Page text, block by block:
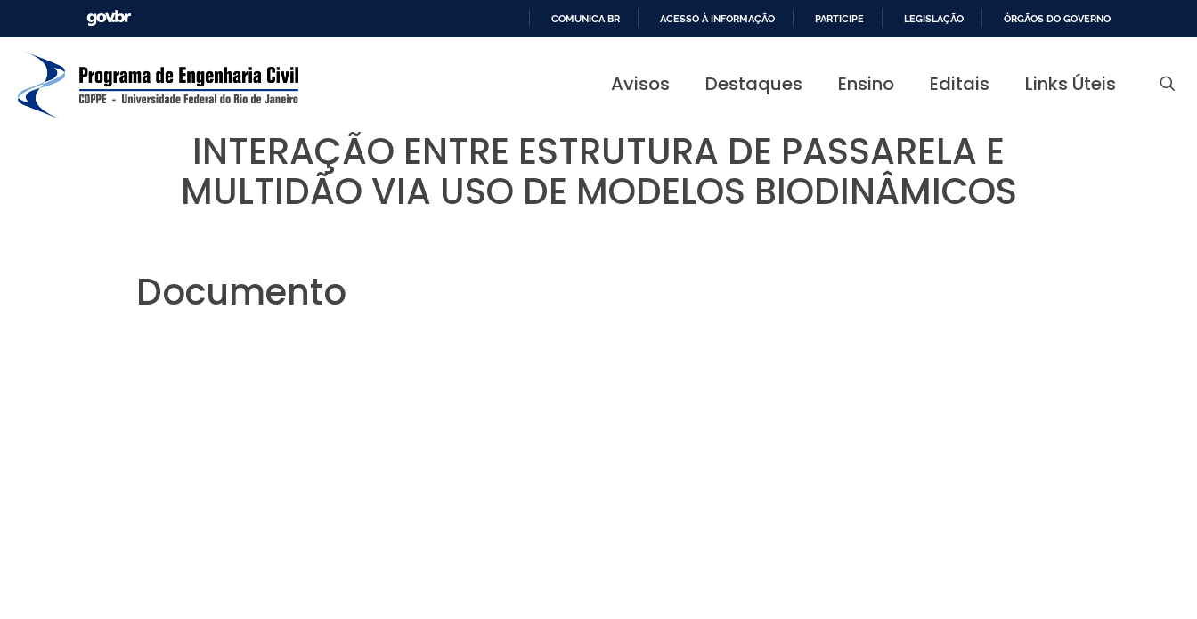
PARA
COMUNICA BR ACESSO À INFORMAÇÃO PARTICIPE LEGISLAÇÃO ÓRGÃOS DO GOVERNO
Avisos Destaques Ensino Editais Links Úteis
INTERAÇÃO ENTRE ESTRUTURA DE PASSARELA E
MULTIDÃO VIA USO DE MODELOS BIODINÂMICOS
Documento